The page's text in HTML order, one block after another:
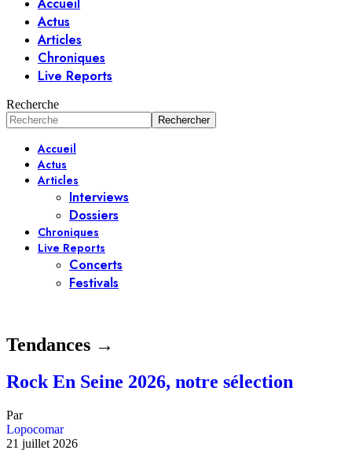
Actus
Articles
Chroniques
Live Reports
Recherche
Accueil
Actus
Articles
Interviews
Dossiers
Chroniques
Live Reports
Concerts
Festivals
Tendances →
Rock En Seine 2026, notre sélection
Par
Lopocomar
21 juillet 2026